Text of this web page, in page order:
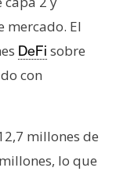
mercado. El
DeFi sobre
con
millones de
lo que